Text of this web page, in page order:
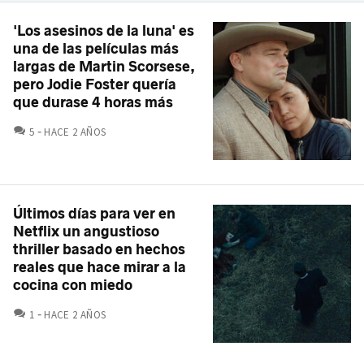
'Los asesinos de la luna' es
una de las películas más
largas de Martin Scorsese,
pero Jodie Foster quería
que durase 4 horas más
5 COMENTARIOS
HACE 2 AÑOS
Últimos días para ver en
Netflix un angustioso
thriller basado en hechos
reales que hace mirar a la
cocina con miedo
1 COMENTARIOS
HACE 2 AÑOS